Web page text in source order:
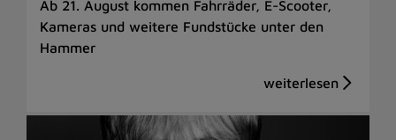
Ab 21. August kommen Fahrräder, E-Scooter,
Kameras und weitere Fundstücke unter den
Hammer